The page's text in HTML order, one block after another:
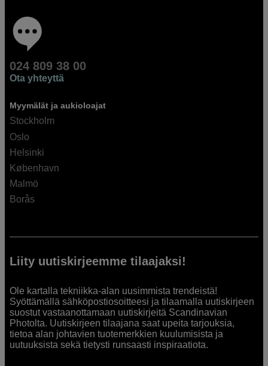
024 809 38 00
Ota yhteyttä
Myymälät ja aukioloajat
Stockholm
Oslo
Helsinki
København
Malmö
Borås
Liity uutiskirjeemme tilaajaksi!
Ole kartalla tekniikka-alan uusimmista trendeistä!
Syöttämällä sähköpostiosoitteesi ja tilaamalla uutiskirjeen
suostut vastaanottamaan uutiskirjeitä Scandinavian
Photolta. Uutiskirjeen tilaajana saat upeita tarjouksia,
tietoa alan johtavien tuotemerkkien kuulumisista ja
uutuuksista sekä tietysti runsaasti inspiraatiota.